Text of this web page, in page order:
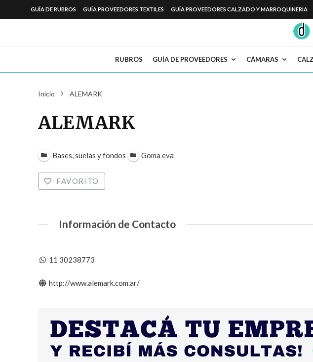
GUÍA DE RUBROS GUÍA PROVEEDORES TEXTILES GUÍA PROVEEDORES CALZADO Y MARROQUINERIA
RUBROS GUÍA DE PROVEEDORES CÁMARAS
Inicio ALEMARK
ALEMARK
Bases, suelas y fondos Goma eva
FAVORITO
Información de Contacto
11 30238773
http://www.alemark.com.ar/